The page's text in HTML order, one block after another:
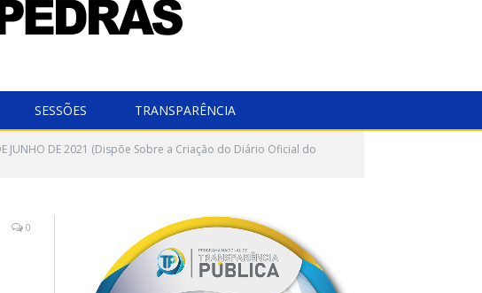
SESSÕES TRANSPARÊNCIA
JUNHO DE 2021 (Dispõe Sobre a Criação do Diário Oficial do
0